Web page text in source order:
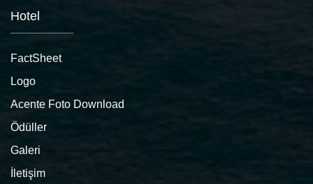
Hotel
FactSheet
Logo
Acente Foto Download
Ödüller
Galeri
İletişim